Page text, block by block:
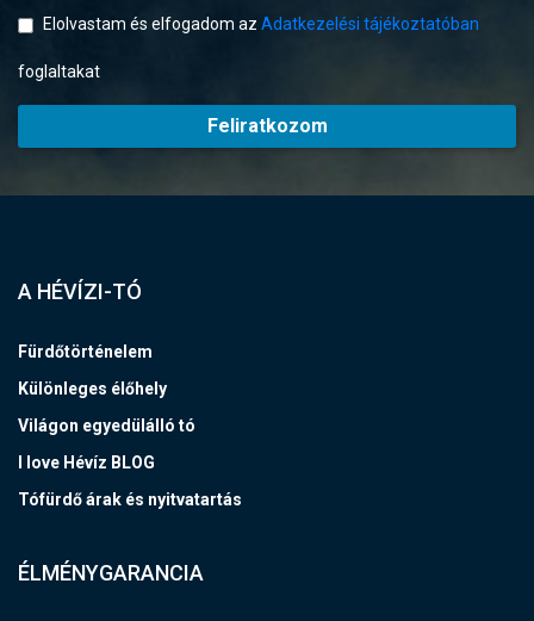
Elolvastam és elfogadom az Adatkezelési tájékoztatóban
foglaltakat
Feliratkozom
A HÉVÍZI-TÓ
Fürdőtörténelem
Különleges élőhely
Világon egyedülálló tó
I love Hévíz BLOG
Tófürdő árak és nyitvatartás
ÉLMÉNYGARANCIA